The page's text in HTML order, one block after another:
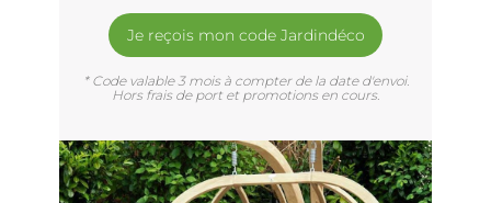
Je reçois mon code Jardindéco
* Code valable 3 mois à compter de la date d'envoi.
Hors frais de port et promotions en cours.